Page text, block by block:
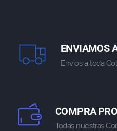
ENVIAMOS
Envios a toda
COMPRA
Todas nuestras